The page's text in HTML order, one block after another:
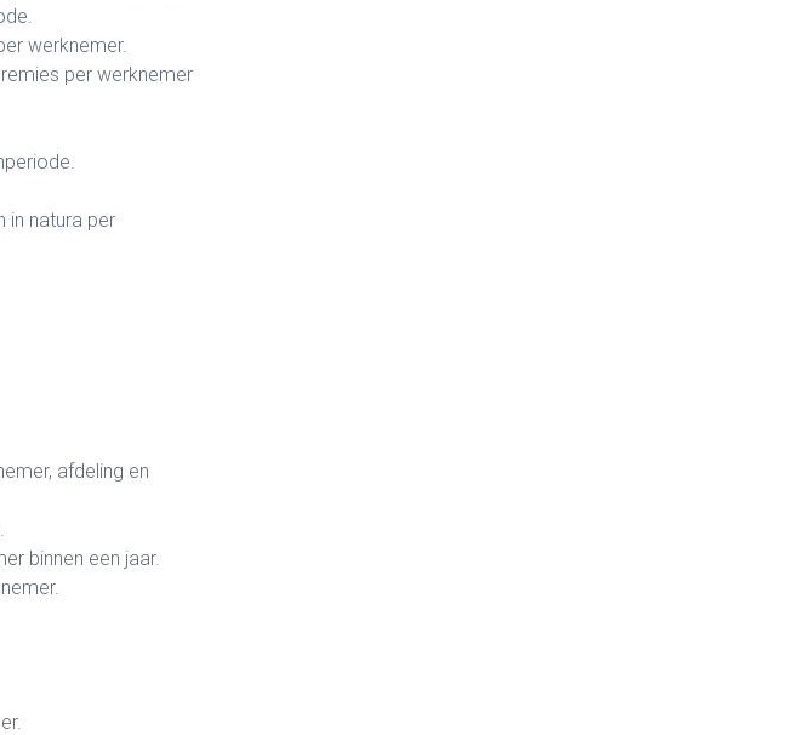
werknemer.
per werknemer
in natura per
afdeling en
binnen een jaar.